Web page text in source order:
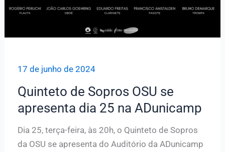
17 de junho de 2024
Quinteto de Sopros OSU se
apresenta dia 25 na ADunicamp
Dia 25, terça-feira, às 20h, o Quinteto de Sopros
da OSU se apresenta do Auditório da ADunicamp